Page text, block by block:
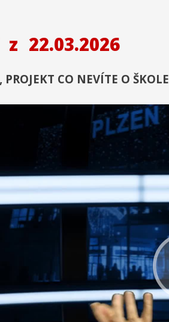
z 22.03.2026
CO NEVÍTE O ŠKOLE